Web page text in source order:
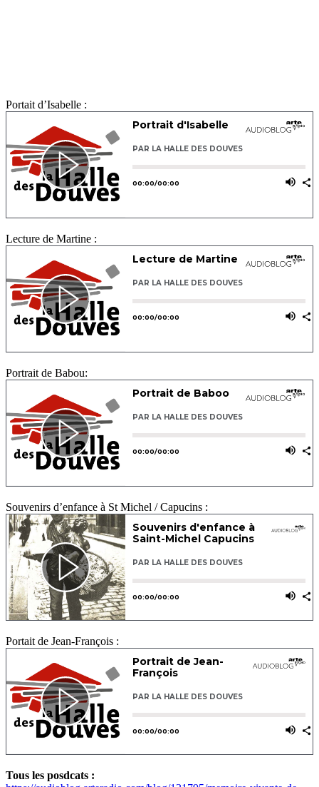
Portait d’Isabelle :
Lecture de Martine :
Portrait de Babou:
Souvenirs d’enfance à St Michel / Capucins :
Portait de Jean-François :
Tous les posdcats :